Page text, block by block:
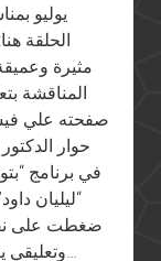
الحلقة
مثيرة
المناقشة
صفحته علي
حوار
في برنامج
“ليليان
ضغطت على
وتعليقي يتسم بالموضوعية بعيدا عن تاكدي وتيقني…